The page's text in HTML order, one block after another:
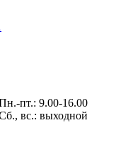
пт.: 9.00-16.00
вс.: выходной